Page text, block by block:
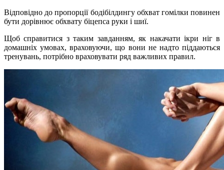
Відповідно до пропорції бодібілдингу обхват гомілки повинен
бути дорівнює обхвату біцепса руки і шиї.
Щоб справитися з таким завданням, як накачати ікри ніг в
домашніх умовах, враховуючи, що вони не надто піддаються
тренувань, потрібно враховувати ряд важливих правил.